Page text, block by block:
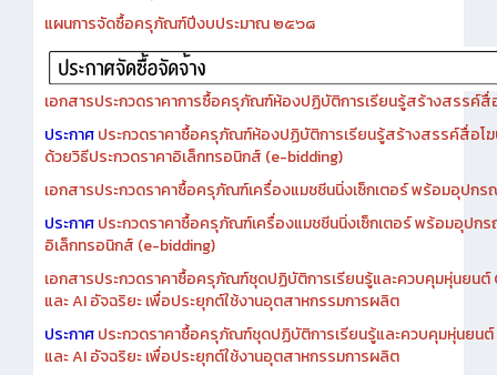
แผนการจัดซื้อครุภัณฑ์ปีงบประมาณ ๒๕๖๘
เอกสารประกวดราคาการซื้อครุภัณฑ์ห้องปฏิบัติการเรียนรู้สร้างสรรค์
ประกาศประกวดราคาซื้อครุภัณฑ์ห้องปฏิบัติการเรียนรู้สร้างสรรค์สื่อโ
ด้วยวิธีประกวดราคาอิเล็กทรอนิกส์ (e-bidding)
เอกสารประกวดราคาซื้อครุภัณฑ์เครื่องแมชชีนนิ่งเซ็กเตอร์ พร้อมอุปก
ประกาศประกวดราคาซื้อครุภัณฑ์เครื่องแมชชีนนิ่งเซ็กเตอร์ พร้อมอุปก
อิเล็กทรอนิกส์ (e-bidding)
เอกสารประกวดราคาซื้อครุภัณฑ์ชุดปฏิบัติการเรียนรู้และควบคุมหุ่นยน
และ AI อัจฉริยะ เพื่อประยุกต์ใช้งานอุตสาหกรรมการผลิต
ประกาศประกวดราคาซื้อครุภัณฑ์ชุดปฏิบัติการเรียนรู้และควบคุมหุ่นยน
และ AI อัจฉริยะ เพื่อประยุกต์ใช้งานอุตสาหกรรมการผลิต